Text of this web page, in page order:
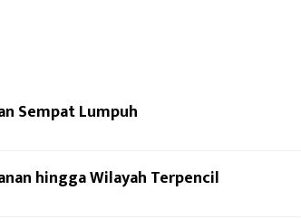
Sempat Lumpuh
hingga Wilayah Terpencil